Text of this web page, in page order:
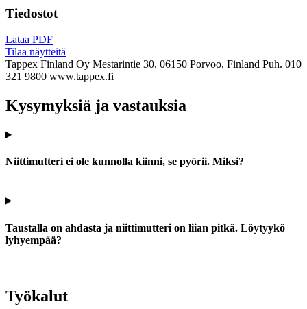
Tiedostot
Lataa PDF
Tilaa näytteitä
Tappex Finland Oy Mestarintie 30, 06150 Porvoo, Finland Puh. 010
321 9800 www.tappex.fi
Kysymyksiä ja vastauksia
Niittimutteri ei ole kunnolla kiinni, se pyörii. Miksi?
Taustalla on ahdasta ja niittimutteri on liian pitkä. Löytyykö
lyhyempää?
Työkalut